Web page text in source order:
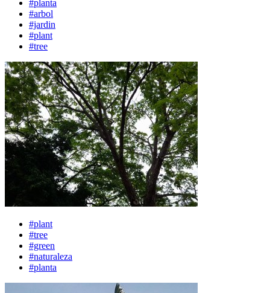
#planta
#arbol
#jardin
#plant
#tree
#plant
#tree
#green
#naturaleza
#planta